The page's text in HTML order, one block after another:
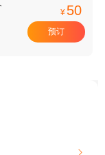
¥ 50
预订
